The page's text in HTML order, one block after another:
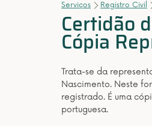
Serviços Registro Civil
Certidão
Cópia
Trata-se da
Nascimento. Neste
registrado. É uma
portuguesa.